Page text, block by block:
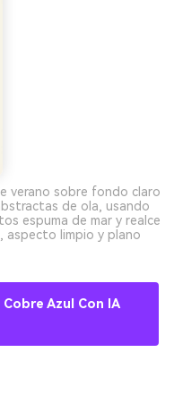
verano sobre fondo claro
de ola, usando
espuma de mar y realce
aspecto limpio y plano
Azul Con IA